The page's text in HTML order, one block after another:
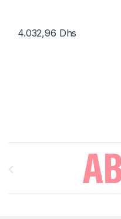
4.032,96 Dhs
Brands Carousel